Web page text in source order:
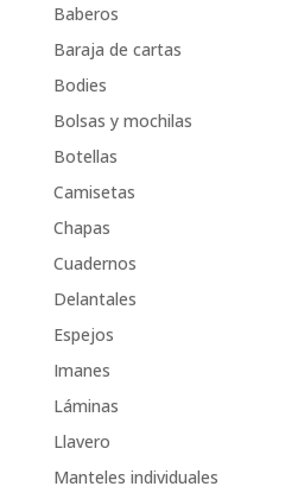
Baberos
Baraja de cartas
Bodies
Bolsas y mochilas
Botellas
Camisetas
Chapas
Cuadernos
Delantales
Espejos
Imanes
Láminas
Llavero
Manteles individuales